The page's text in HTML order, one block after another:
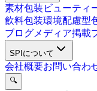
素材包装 ビューティ
飲料包装環境配慮型
ブログメディア掲載
SPIについて
会社概要お問い合わ
🔍